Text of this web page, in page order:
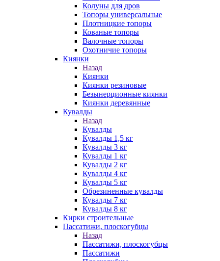
Колуны для дров
Топоры универсальные
Плотницкие топоры
Кованые топоры
Валочные топоры
Охотничие топоры
Киянки
Назад
Киянки
Киянки резиновые
Безынерционные киянки
Киянки деревянные
Кувалды
Назад
Кувалды
Кувалды 1,5 кг
Кувалды 3 кг
Кувалды 1 кг
Кувалды 2 кг
Кувалды 4 кг
Кувалды 5 кг
Обрезиненные кувалды
Кувалды 7 кг
Кувалды 8 кг
Кирки строительные
Пассатижи, плоскогубцы
Назад
Пассатижи, плоскогубцы
Пассатижи